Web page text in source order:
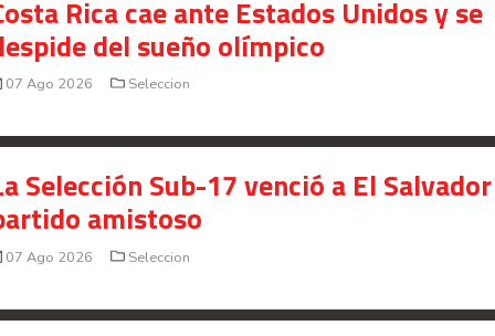
Rica cae ante Estados Unidos y se
del sueño olímpico
07 Ago 2026 Seleccion
Selección Sub-17 venció a El
amistoso
07 Ago 2026 Seleccion